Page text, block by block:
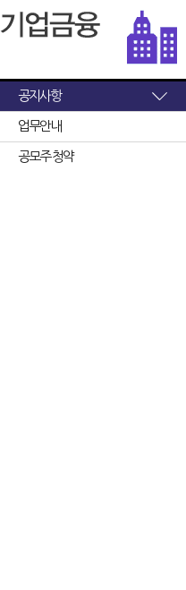
공지사항
업무안내
공모주 청약